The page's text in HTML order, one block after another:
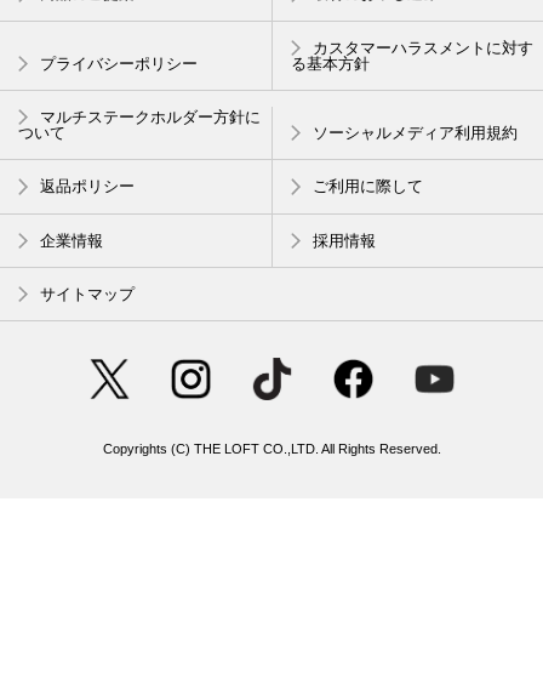
プライバシーポリシー
カスタマーハラスメントに対す
る基本方針
マルチステークホルダー方針に
ついて
ソーシャルメディア利用規約
返品ポリシー ご利用に際して
企業情報 採用情報
サイトマップ
Copyrights (C) THE LOFT CO.,LTD. All Rights Reserved.